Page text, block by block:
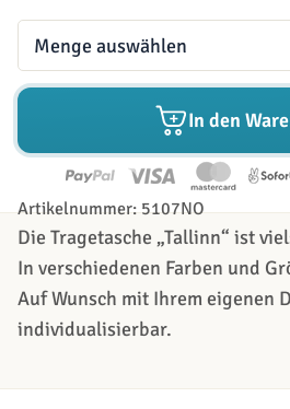
Menge
In den
Artikelnummer: 5107NO
Die Tragetasche „Tallinn“ ist
In verschiedenen Farben und
Auf Wunsch mit Ihrem eigenen
individualisierbar.